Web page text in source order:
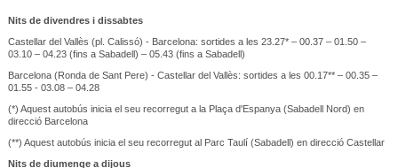
Nits de divendres i dissabtes
Castellar del Vallès (pl. Calissó) - Barcelona: sortides a les 23.27* – 00.37 – 01.50 –
03.10 – 04.23 (fins a Sabadell) – 05.43 (fins a Sabadell)
Barcelona (Ronda de Sant Pere) - Castellar del Vallès: sortides a les 00.17** – 00.35 –
01.55 - 03.08 – 04.28
(*) Aquest autobús inicia el seu recorregut a la Plaça d'Espanya (Sabadell Nord) en
direcció Barcelona
(**) Aquest autobús inicia el seu recorregut al Parc Taulí (Sabadell) en direcció Castellar
Nits de diumenge a dijous